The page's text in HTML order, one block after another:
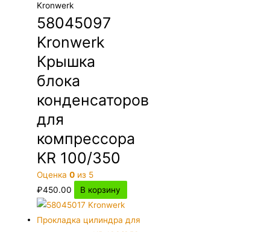
Kronwerk
58045097
Kronwerk
Крышка
блока
конденсаторов
для
компрессора
KR 100/350
Оценка0 из 5
₽450.00 В корзину